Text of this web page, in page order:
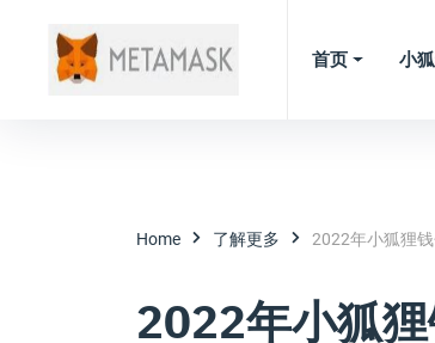
首页 小
Home 了解更多 2022年小狐狸
2022年小狐